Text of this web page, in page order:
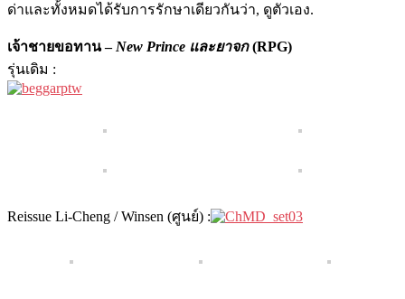
ด่าและทั้งหมดได้รับการรักษาเดียวกันว่า, ดูตัวเอง.
เจ้าชายขอทาน –New Prince และยาจก(RPG)
รุ่นเดิม :
Reissue Li-Cheng / Winsen (ศูนย์) :